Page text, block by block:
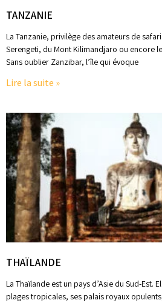
TANZANIE
La Tanzanie, privilège des amateurs de
Serengeti, du Mont Kilimandjaro ou encore
Sans oublier Zanzibar, l’île qui évoque
Lire la suite »
THAÏLANDE
La Thaïlande est un pays d’Asie du Sud-Est.
plages tropicales, ses palais royaux